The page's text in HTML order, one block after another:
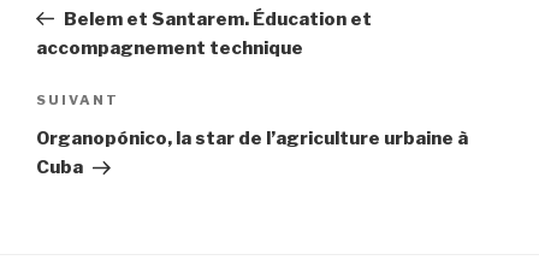
Belem et Santarem. Éducation et
accompagnement technique
SUIVANT
Organopónico, la star de l’agriculture urbaine à
Cuba